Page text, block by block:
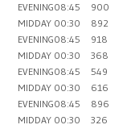
EVENING08:45 900
MIDDAY 00:30 892
EVENING08:45 918
MIDDAY 00:30 368
EVENING08:45 549
MIDDAY 00:30 616
EVENING08:45 896
MIDDAY 00:30 326